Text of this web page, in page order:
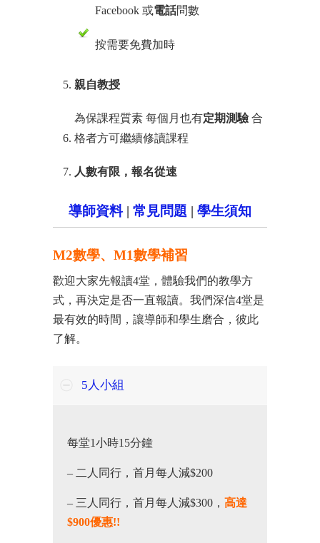
Facebook 或電話問數
按需要免費加時
親自教授
為保課程質素 每個月也有定期測驗 合
格者方可繼續修讀課程
人數有限，報名從速
導師資料| 常見問題 | 學生須知
M2數學、M1數學補習
歡迎大家先報讀4堂，體驗我們的教學方
式，再決定是否一直報讀。我們深信4堂是
最有效的時間，讓導師和學生磨合，彼此
了解。
5人小組
每堂1小時15分鐘
– 二人同行，首月每人減$200
– 三人同行，首月每人減$300， 高達
$900優惠!!